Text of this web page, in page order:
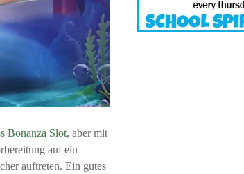
Bonanza Slot, aber mit
auf ein
auftreten. Ein gutes